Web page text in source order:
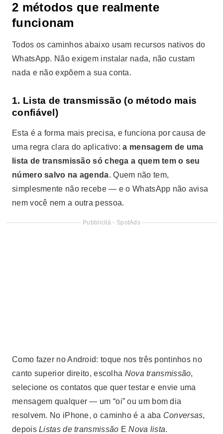
2 métodos que realmente
funcionam
Todos os caminhos abaixo usam recursos nativos do
WhatsApp. Não exigem instalar nada, não custam
nada e não expõem a sua conta.
1. Lista de transmissão (o método mais
confiável)
Esta é a forma mais precisa, e funciona por causa de
uma regra clara do aplicativo:a mensagem de uma
lista de transmissão só chega a quem tem o seu
número salvo na agenda. Quem não tem,
simplesmente não recebe — e o WhatsApp não avisa
nem você nem a outra pessoa.
Pubblicità - SpotAds
Como fazer no Android: toque nos três pontinhos no
canto superior direito, escolha Nova transmissão,
selecione os contatos que quer testar e envie uma
mensagem qualquer — um “oi” ou um bom dia
resolvem. No iPhone, o caminho é a aba Conversas,
depoisListas de transmissão ENova lista.